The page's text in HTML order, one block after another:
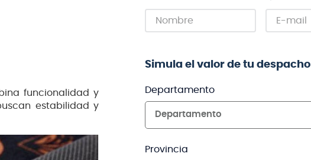
funcionalidad y
estabilidad y
Simula el valor de tu despacho
Departamento
Departamento
Provincia